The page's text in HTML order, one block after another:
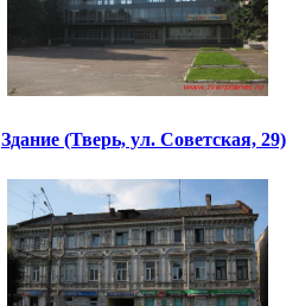
Здание (Тверь, ул. Советская, 29)